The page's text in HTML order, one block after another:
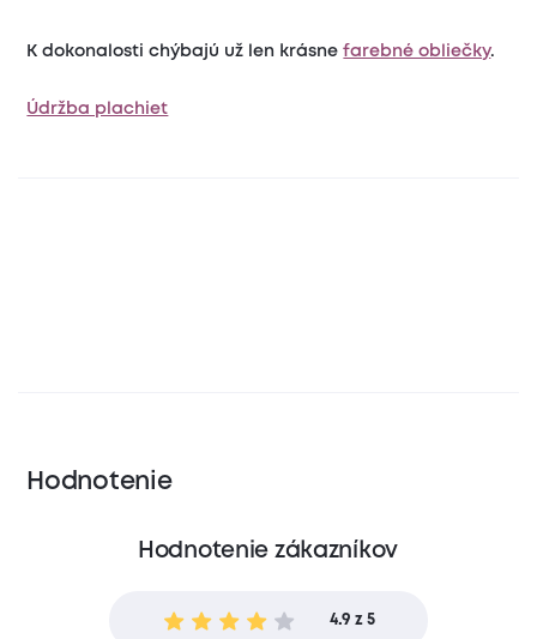
K dokonalosti chýbajú už len krásnefarebné obliečky.
Údržba plachiet
Hodnotenie
Hodnotenie zákazníkov
4.9 z 5